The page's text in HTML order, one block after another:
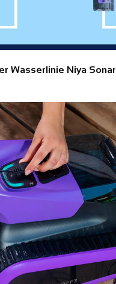
Wasserlinie Niya Sonar